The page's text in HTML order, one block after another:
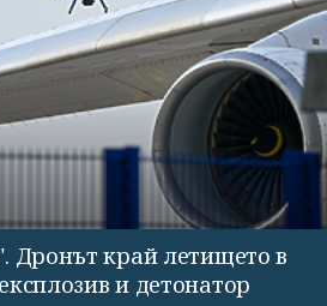
Дронът край летището в
и детонатор